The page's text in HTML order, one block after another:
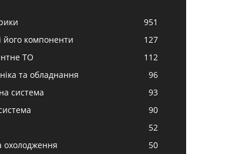
951
його компоненти
127
ТО
112
та обладнання
96
система
93
90
52
охолодження
50